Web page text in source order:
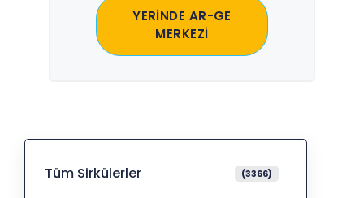
YERİNDE AR-GE
MERKEZİ
Tüm Sirkülerler (3366)